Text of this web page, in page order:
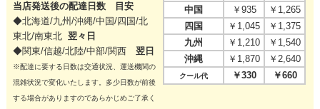
当店発送後の配達日数 目安
◆北海道/九州/沖縄/中国/四国/北
東北/南東北 翌々日
◆関東/信越/北陸/中部/関西 翌日
※配達に要する日数は交通状況、運送機関の
混雑状況で変化いたします。多少日数が前後
する場合がありますのであらかじめご了承く
中国
￥935
￥1,265
四国
￥1,045
￥1,375
九州
￥1,210
￥1,540
沖縄
￥1,870 ￥2,640
クール代 ￥330 ￥660